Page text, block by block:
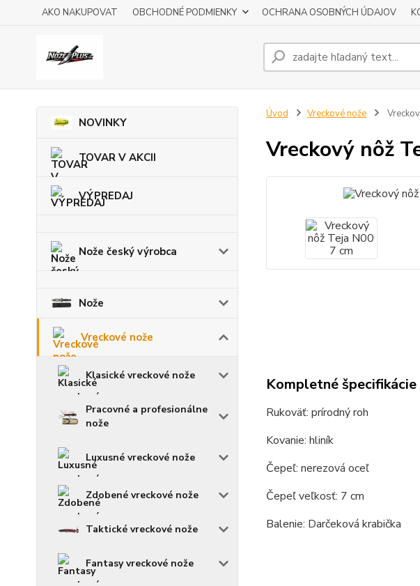
AKO NAKUPOVAT OBCHODNÉ PODMIENKY OCHRANA OSOBNÝCH ÚDAJOV
NOVINKY
TOVAR V AKCII
VÝPREDAJ
Nože český výrobca
Nože
Vreckové nože
Klasické vreckové nože
Pracovné a profesionálne
nože
Luxusné vreckové nože
Zdobené vreckové nože
Taktické vreckové nože
Fantasy vreckové nože
Úvod Vreckové nože
Vreckový nôž
Kompletné špecifikácie
Rukoväť: prírodný roh
Kovanie: hliník
Čepeľ: nerezová oceľ
Čepeľ veľkosť: 7 cm
Balenie: Darčeková krabička